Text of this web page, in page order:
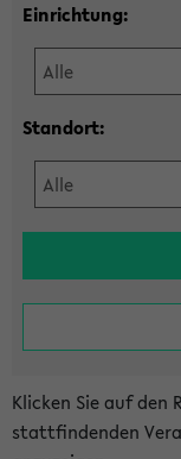
Einrichtung:
Standort:
Klicken Sie auf den
stattfindenden